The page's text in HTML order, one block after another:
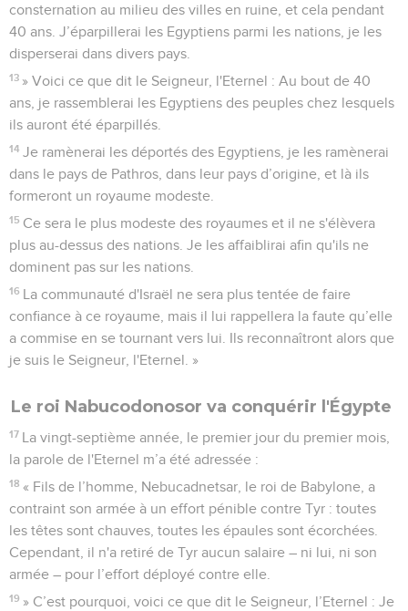
consternation au milieu des villes en ruine, et cela pendant
40 ans. J’éparpillerai les Egyptiens parmi les nations, je les
disperserai dans divers pays.
13 » Voici ce que dit le Seigneur, l'Eternel : Au bout de 40
ans, je rassemblerai les Egyptiens des peuples chez lesquels
ils auront été éparpillés.
14 Je ramènerai les déportés des Egyptiens, je les ramènerai
dans le pays de Pathros, dans leur pays d’origine, et là ils
formeront un royaume modeste.
15 Ce sera le plus modeste des royaumes et il ne s'élèvera
plus au-dessus des nations. Je les affaiblirai afin qu'ils ne
dominent pas sur les nations.
16 La communauté d'Israël ne sera plus tentée de faire
confiance à ce royaume, mais il lui rappellera la faute qu’elle
a commise en se tournant vers lui. Ils reconnaîtront alors que
je suis le Seigneur, l'Eternel. »
Le roi Nabucodonosor va conquérir l'Égypte
17 La vingt-septième année, le premier jour du premier mois,
la parole de l'Eternel m’a été adressée :
18 « Fils de l’homme, Nebucadnetsar, le roi de Babylone, a
contraint son armée à un effort pénible contre Tyr : toutes
les têtes sont chauves, toutes les épaules sont écorchées.
Cependant, il n'a retiré de Tyr aucun salaire – ni lui, ni son
armée – pour l’effort déployé contre elle.
19 » C’est pourquoi, voici ce que dit le Seigneur, l’Eternel : Je